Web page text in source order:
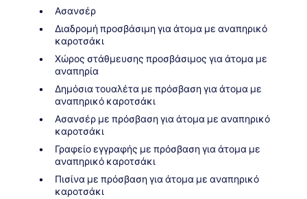
Ασανσέρ
Διαδρομή προσβάσιμη για άτομα με αναπηρικό
καροτσάκι
Χώρος στάθμευσης προσβάσιμος για άτομα με
αναπηρία
Δημόσια τουαλέτα με πρόσβαση για άτομα με
αναπηρικό καροτσάκι
Ασανσέρ με πρόσβαση για άτομα με αναπηρικό
καροτσάκι
Γραφείο εγγραφής με πρόσβαση για άτομα με
αναπηρικό καροτσάκι
Πισίνα με πρόσβαση για άτομα με αναπηρικό
καροτσάκι